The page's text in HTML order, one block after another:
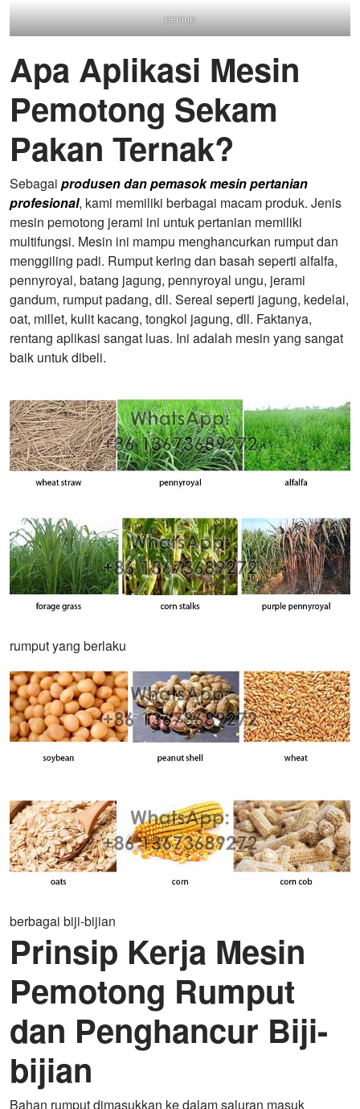
peniup
Apa Aplikasi Mesin
Pemotong Sekam
Pakan Ternak?
Sebagai produsen dan pemasok mesin pertanian
profesional, kami memiliki berbagai macam produk. Jenis
mesin pemotong jerami ini untuk pertanian memiliki
multifungsi. Mesin ini mampu menghancurkan rumput dan
menggiling padi. Rumput kering dan basah seperti alfalfa,
pennyroyal, batang jagung, pennyroyal ungu, jerami
gandum, rumput padang, dll. Sereal seperti jagung, kedelai,
oat, millet, kulit kacang, tongkol jagung, dll. Faktanya,
rentang aplikasi sangat luas. Ini adalah mesin yang sangat
baik untuk dibeli.
rumput yang berlaku
berbagai biji-bijian
Prinsip Kerja Mesin
Pemotong Rumput
dan Penghancur Biji-
bijian
Bahan rumput dimasukkan ke dalam saluran masuk